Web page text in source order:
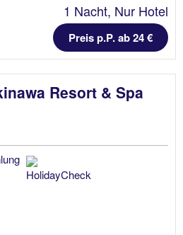
1 Nacht, Nur Hotel
Preis p.P. ab 24 €
Resort & Spa